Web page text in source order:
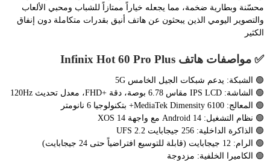
محسّنة وبطارية ضخمة، مما يجعله خياراً ممتازاً للشباب ومحبي الألعاب
والتصوير اليومي الذين يبحثون عن هاتف أنيق بقدرات متكاملة دون إنفاق
الكثير
✅ مواصفات هاتف Infinix Hot 60 Pro Plus
🟢 الشبكة: يدعم شبكات الجيل الخامس 5G
🟢 الشاشة: IPS LCD مقاس 6.78 بوصة، دقة +FHD، معدل تحديث 120Hz
🟢 المعالج: MediaTek Dimensity 6100+ بتكنولوجيا 6 نانومتر
🟢 نظام التشغيل: Android 14 مع واجهة XOS 14
🟢 الذاكرة الداخلية: 256 جيجابايت UFS 2.2
🟢 الرام: 12 جيجابايت (قابلة للتوسيع افتراضياً حتى 24 جيجابايت)
🟢 الكاميرا الخلفية: مزدوجة